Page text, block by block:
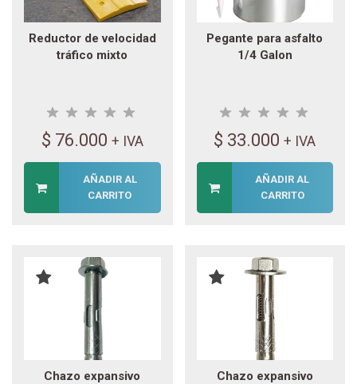
Reductor de velocidad
tráfico mixto
$ 76.000 + IVA
AÑADIR AL
CARRITO
Pegante para asfalto
1/4 Galon
$ 33.000 + IVA
AÑADIR AL
CARRITO
Chazo expansivo
Chazo expansivo